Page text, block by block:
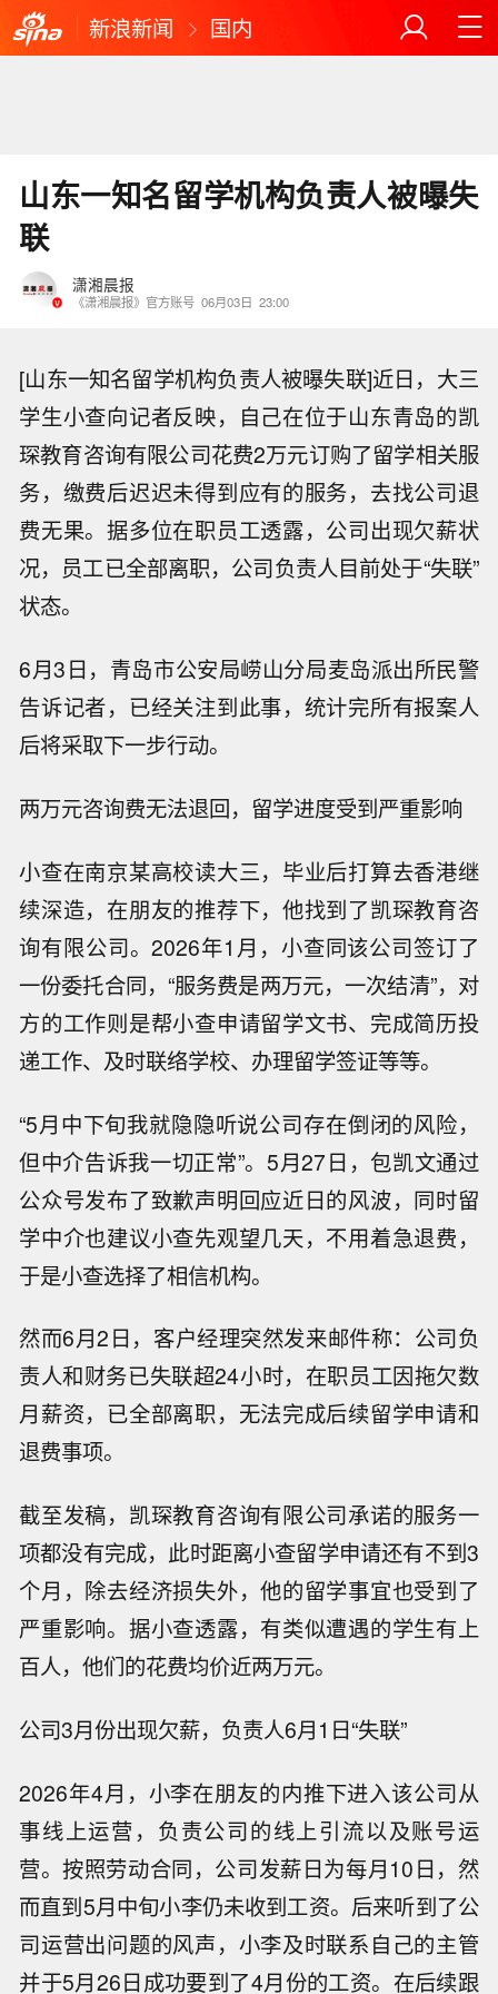
新浪新闻 国内
山东一知名留学机构负责人被曝失
联
潇湘晨报
《潇湘晨报》官方账号 06月03日 23:00
[山东一知名留学机构负责人被曝失联]近日，大三
学生小查向记者反映，自己在位于山东青岛的凯
琛教育咨询有限公司花费2万元订购了留学相关服
务，缴费后迟迟未得到应有的服务，去找公司退
费无果。据多位在职员工透露，公司出现欠薪状
况，员工已全部离职，公司负责人目前处于“失联”
状态。
6月3日，青岛市公安局崂山分局麦岛派出所民警
告诉记者，已经关注到此事，统计完所有报案人
后将采取下一步行动。
两万元咨询费无法退回，留学进度受到严重影响
小查在南京某高校读大三，毕业后打算去香港继
续深造，在朋友的推荐下，他找到了凯琛教育咨
询有限公司。2026年1月，小查同该公司签订了
一份委托合同，“服务费是两万元，一次结清”，对
方的工作则是帮小查申请留学文书、完成简历投
递工作、及时联络学校、办理留学签证等等。
“5月中下旬我就隐隐听说公司存在倒闭的风险，
但中介告诉我一切正常”。5月27日，包凯文通过
公众号发布了致歉声明回应近日的风波，同时留
学中介也建议小查先观望几天，不用着急退费，
于是小查选择了相信机构。
然而6月2日，客户经理突然发来邮件称：公司负
责人和财务已失联超24小时，在职员工因拖欠数
月薪资，已全部离职，无法完成后续留学申请和
退费事项。
截至发稿，凯琛教育咨询有限公司承诺的服务一
项都没有完成，此时距离小查留学申请还有不到3
个月，除去经济损失外，他的留学事宜也受到了
严重影响。据小查透露，有类似遭遇的学生有上
百人，他们的花费均价近两万元。
公司3月份出现欠薪，负责人6月1日“失联”
2026年4月，小李在朋友的内推下进入该公司从
事线上运营，负责公司的线上引流以及账号运
营。按照劳动合同，公司发薪日为每月10日，然
而直到5月中旬小李仍未收到工资。后来听到了公
司运营出问题的风声，小李及时联系自己的主管
并于5月26日成功要到了4月份的工资。在后续跟